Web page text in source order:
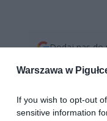
Warszawa w
If you wish to opt-out
sensitive information
Dodaj nas do